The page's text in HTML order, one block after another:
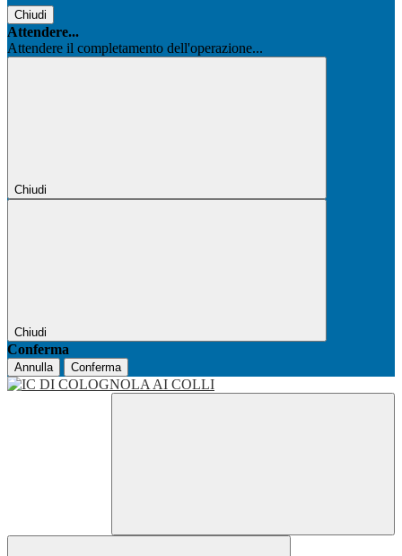
Chiudi
Attendere...
Attendere il completamento dell'operazione...
Chiudi
Chiudi
Conferma
Annulla Conferma